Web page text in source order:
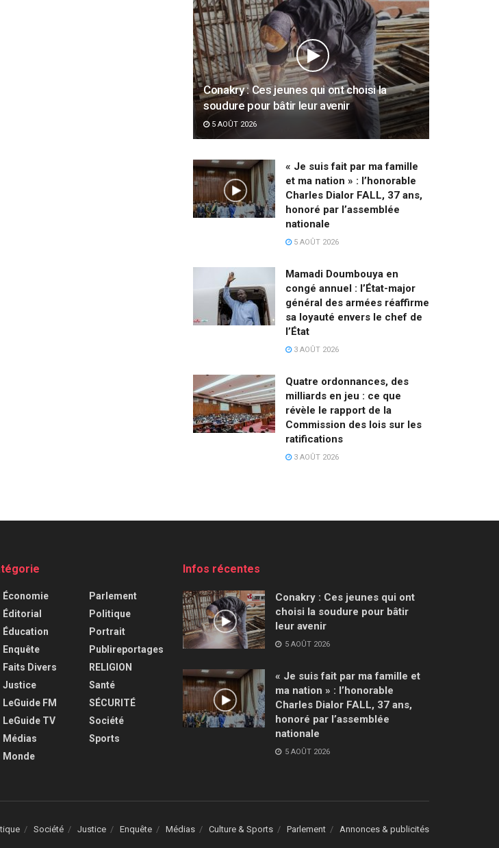
Conakry : Ces jeunes qui ont choisi la
soudure pour bâtir leur avenir
5 AOÛT 2026
« Je suis fait par ma famille
et ma nation » : l’honorable
Charles Dialor FALL, 37 ans,
honoré par l’assemblée
nationale
5 AOÛT 2026
Mamadi Doumbouya en
congé annuel : l’État-major
général des armées réaffirme
sa loyauté envers le chef de
l’État
3 AOÛT 2026
Quatre ordonnances, des
milliards en jeu : ce que
révèle le rapport de la
Commission des lois sur les
ratifications
3 AOÛT 2026
Économie
Éditorial
Éducation
Enquête
Faits Divers
Justice
LeGuide FM
LeGuide TV
Médias
Monde
Parlement
Politique
Portrait
Publireportages
RELIGION
Santé
SÉCURITÉ
Société
Sports
Infos récentes
Conakry : Ces jeunes qui ont
choisi la soudure pour bâtir
leur avenir
5 AOÛT 2026
« Je suis fait par ma famille et
ma nation » : l’honorable
Charles Dialor FALL, 37 ans,
honoré par l’assemblée
nationale
5 AOÛT 2026
Société Justice Enquête Médias Culture & Sports Parlement Annonces & publicités